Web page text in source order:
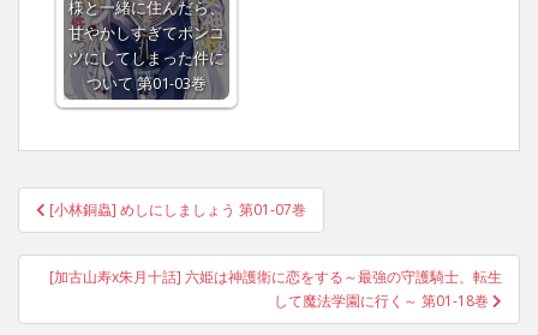
様と一緒に住んだら、
甘やかしすぎてポンコ
ツにしてしまった件に
ついて 第01-03巻
Post
navigation
[小林銅蟲] めしにしましょう 第01-07巻
[加古山寿x朱月十話] 六姫は神護衛に恋をする～最強の守護騎士、転生
して魔法学園に行く～ 第01-18巻